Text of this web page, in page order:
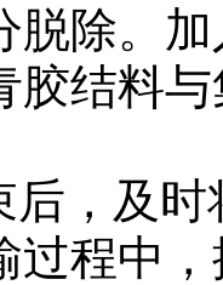
脱除。
胶结料
后，及
过程中